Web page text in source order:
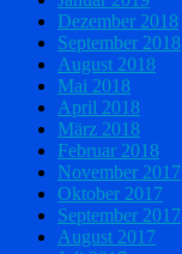
Dezember 2018
September 2018
August 2018
Mai 2018
April 2018
März 2018
Februar 2018
November 2017
Oktober 2017
September 2017
August 2017